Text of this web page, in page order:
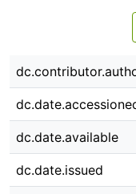
dc.date.available
dc.date.issued